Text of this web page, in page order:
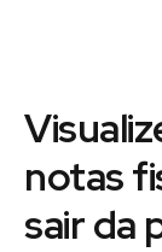
notas
sair da